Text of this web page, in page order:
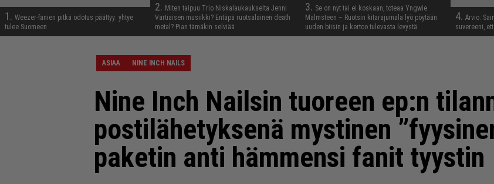
1. Weezer-fanien pitkä odotus päättyy: yhtye
tulee Suomeen
2. Miten taipuu Trio Niskalaukaukselta Jenni
Vartiaisen musiikki? Entäpä ruotsalainen death
metal? Pian tämäkin selviää
3. Se on nyt tai ei koskaan, toteaa Yngwie
Malmsteen – Ruotsin kitarajumala lyö pöytään
uuden biisin ja kertoo tulevasta levystä
4. Arvio:
suvereeni,
ASIAA NINE INCH NAILS
Nine Inch Nailsin tuoreen ep:n
postilähetyksenä mystinen
paketin anti hämmensi fanit tyystin